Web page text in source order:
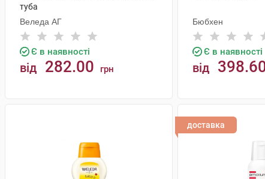
туба
Веледа АГ
Є в наявності
від 282.00 грн
Бюбхен
Є в наявності
від
доставка